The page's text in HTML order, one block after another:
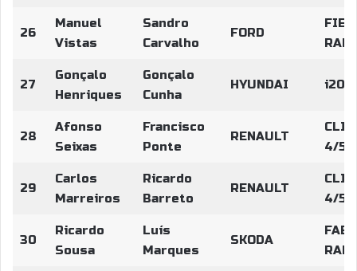
26
Manuel
Vistas
Sandro
Carvalho
FORD
27
Gonçalo
Henriques
Gonçalo
Cunha
HYUNDAI i20
28
Afonso
Seixas
Francisco
Ponte
RENAULT
4/5
29
Carlos
Marreiros
Ricardo
Barreto
RENAULT
4/5
30
Ricardo
Sousa
Luís
Marques
SKODA